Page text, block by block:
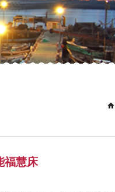
福慧床